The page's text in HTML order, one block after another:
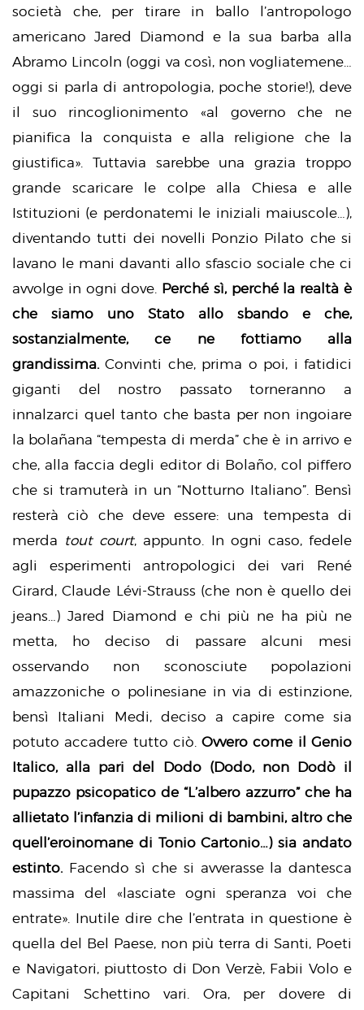
società che, per tirare in ballo l’antropologo
americano Jared Diamond e la sua barba alla
Abramo Lincoln (oggi va così, non vogliatemene…
oggi si parla di antropologia, poche storie!), deve
il suo rincoglionimento «al governo che ne
pianifica la conquista e alla religione che la
giustifica». Tuttavia sarebbe una grazia troppo
grande scaricare le colpe alla Chiesa e alle
Istituzioni (e perdonatemi le iniziali maiuscole…),
diventando tutti dei novelli Ponzio Pilato che si
lavano le mani davanti allo sfascio sociale che ci
avvolge in ogni dove. Perché sì, perché la realtà è
che siamo uno Stato allo sbando e che,
sostanzialmente, ce ne fottiamo alla
grandissima. Convinti che, prima o poi, i fatidici
giganti del nostro passato torneranno a
innalzarci quel tanto che basta per non ingoiare
la bolañana “tempesta di merda” che è in arrivo e
che, alla faccia degli editor di Bolaño, col piffero
che si tramuterà in un “Notturno Italiano”. Bensì
resterà ciò che deve essere: una tempesta di
merda tout court, appunto. In ogni caso, fedele
agli esperimenti antropologici dei vari René
Girard, Claude Lévi-Strauss (che non è quello dei
jeans…) Jared Diamond e chi più ne ha più ne
metta, ho deciso di passare alcuni mesi
osservando non sconosciute popolazioni
amazzoniche o polinesiane in via di estinzione,
bensì Italiani Medi, deciso a capire come sia
potuto accadere tutto ciò.Ovvero come il Genio
Italico, alla pari del Dodo (Dodo, non Dodò il
pupazzo psicopatico de “L’albero azzurro” che ha
allietato l’infanzia di milioni di bambini, altro che
quell’eroinomane di Tonio Cartonio…) sia andato
estinto. Facendo sì che si avverasse la dantesca
massima del «lasciate ogni speranza voi che
entrate». Inutile dire che l’entrata in questione è
quella del Bel Paese, non più terra di Santi, Poeti
e Navigatori, piuttosto di Don Verzè, Fabii Volo e
Capitani Schettino vari. Ora, per dovere di